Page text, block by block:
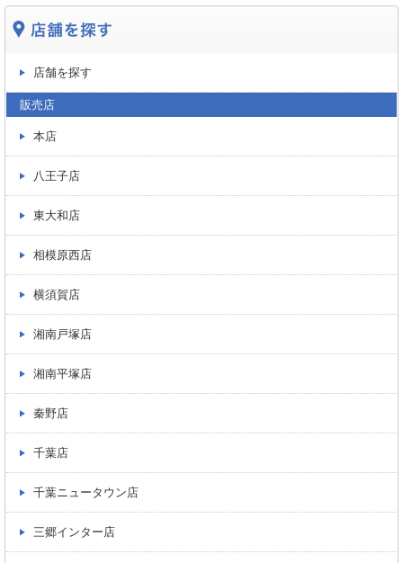
店舗を探す
販売店
本店
八王子店
東大和店
相模原西店
横須賀店
湘南戸塚店
湘南平塚店
秦野店
千葉店
千葉ニュータウン店
三郷インター店